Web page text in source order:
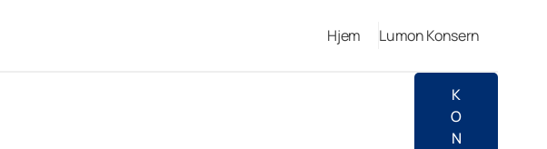
Hjem Lumon Konsern
K
O
N